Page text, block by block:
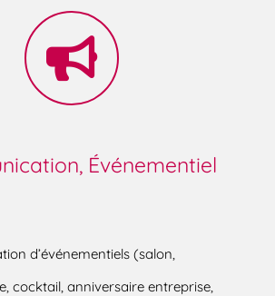
Événementiel
d’événementiels (salon,
cocktail, anniversaire entreprise,